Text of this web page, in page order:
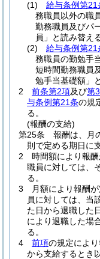
(1)
給与条例第
務職員以外の職
勤務職員及びパ
員」と読み替え
(2)
給与条例第
務職員の勤勉手
短時間勤務職員
勉手当基礎額」
2
前条第2項及び第
与条例第21条の規
る。
(報酬の支給)
第25条
報酬は、月
則で定める期日に
2
時間額により報
職員に対しては、
る。
3
月額により報酬
員に対しては、当
た日から退職した
により退職した場
る。
4
前項の規定によ
から支給するとき